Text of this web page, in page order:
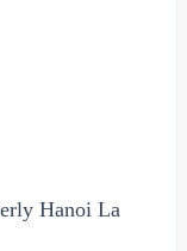
Hanoi La